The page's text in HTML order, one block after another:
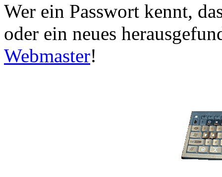
Wer ein Passwort kennt,
oder ein neues
Webmaster!